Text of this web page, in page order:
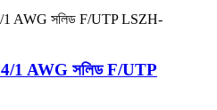
1 AWG সলিড F/UTP